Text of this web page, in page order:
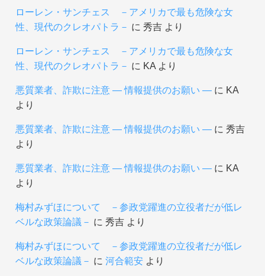
ローレン・サンチェス －アメリカで最も危険な女
性、現代のクレオパトラ－ に 秀吉より
ローレン・サンチェス －アメリカで最も危険な女
性、現代のクレオパトラ－ に KAより
悪質業者、詐欺に注意 ― 情報提供のお願い ―に KA
より
悪質業者、詐欺に注意 ― 情報提供のお願い ―に 秀吉
より
悪質業者、詐欺に注意 ― 情報提供のお願い ―に KA
より
梅村みずほについて －参政党躍進の立役者だが低レ
ベルな政策論議－ に 秀吉より
梅村みずほについて －参政党躍進の立役者だが低レ
ベルな政策論議－ に 河合範安より